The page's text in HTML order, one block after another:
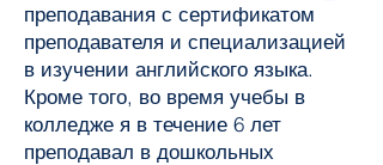
преподавания с сертификатом
преподавателя и специализацией
в изучении английского языка.
Кроме того, во время учебы в
колледже я в течение 6 лет
преподавал в дошкольных